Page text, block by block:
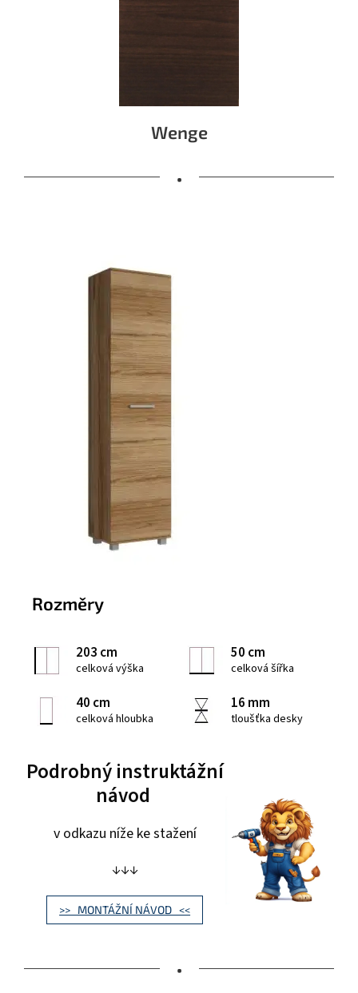
Wenge
•
Rozměry
203 cm
celková výška
50 cm
celková šířka
40 cm
celková hloubka
16 mm
tloušťka desky
Podrobný instruktážní
návod
v odkazu níže ke stažení
↓↓↓
>> MONTÁŽNÍ NÁVOD <<
•